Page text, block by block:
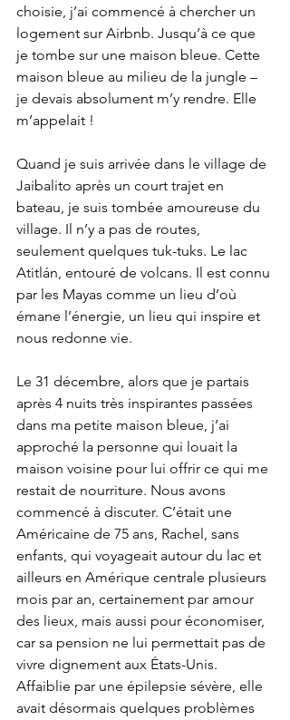
choisie, j’ai commencé à chercher un
logement sur Airbnb. Jusqu’à ce que
je tombe sur une maison bleue. Cette
maison bleue au milieu de la jungle –
je devais absolument m’y rendre. Elle
m’appelait !
Quand je suis arrivée dans le village de
Jaibalito après un court trajet en
bateau, je suis tombée amoureuse du
village. Il n’y a pas de routes,
seulement quelques tuk-tuks. Le lac
Atitlán, entouré de volcans. Il est connu
par les Mayas comme un lieu d’où
émane l’énergie, un lieu qui inspire et
nous redonne vie.
Le 31 décembre, alors que je partais
après 4 nuits très inspirantes passées
dans ma petite maison bleue, j’ai
approché la personne qui louait la
maison voisine pour lui offrir ce qui me
restait de nourriture. Nous avons
commencé à discuter. C’était une
Américaine de 75 ans, Rachel, sans
enfants, qui voyageait autour du lac et
ailleurs en Amérique centrale plusieurs
mois par an, certainement par amour
des lieux, mais aussi pour économiser,
car sa pension ne lui permettait pas de
vivre dignement aux États-Unis.
Affaiblie par une épilepsie sévère, elle
avait désormais quelques problèmes